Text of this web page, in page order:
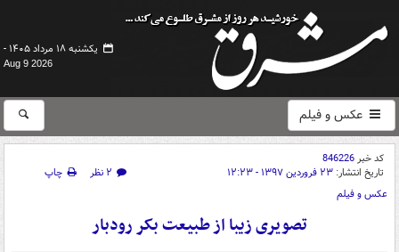
یکشنبه ۱۸ مرداد ۱۴۰۵ -
Aug 9 2026
عکس و فیلم
کد خبر846226
تاریخ انتشار: ۲۳ فروردین ۱۳۹۷ - ۱۲:۲۳ ۲ نظر
چاپ
عکس و فیلم
تصویری زیبا از طبیعت بکر رودبار